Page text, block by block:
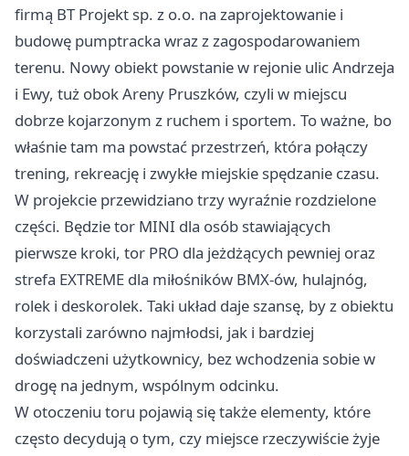
firmą BT Projekt sp. z o.o. na zaprojektowanie i
budowę pumptracka wraz z zagospodarowaniem
terenu. Nowy obiekt powstanie w rejonie ulic Andrzeja
i Ewy, tuż obok Areny Pruszków, czyli w miejscu
dobrze kojarzonym z ruchem i sportem. To ważne, bo
właśnie tam ma powstać przestrzeń, która połączy
trening, rekreację i zwykłe miejskie spędzanie czasu.
W projekcie przewidziano trzy wyraźnie rozdzielone
części. Będzie tor MINI dla osób stawiających
pierwsze kroki, tor PRO dla jeżdżących pewniej oraz
strefa EXTREME dla miłośników BMX-ów, hulajnóg,
rolek i deskorolek. Taki układ daje szansę, by z obiektu
korzystali zarówno najmłodsi, jak i bardziej
doświadczeni użytkownicy, bez wchodzenia sobie w
drogę na jednym, wspólnym odcinku.
W otoczeniu toru pojawią się także elementy, które
często decydują o tym, czy miejsce rzeczywiście żyje